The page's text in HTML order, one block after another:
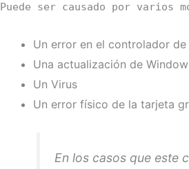
Puede ser causado por varios
Un error en el controlador
Una actualización de
Un Virus
Un error físico de la tarjeta
En los casos que este